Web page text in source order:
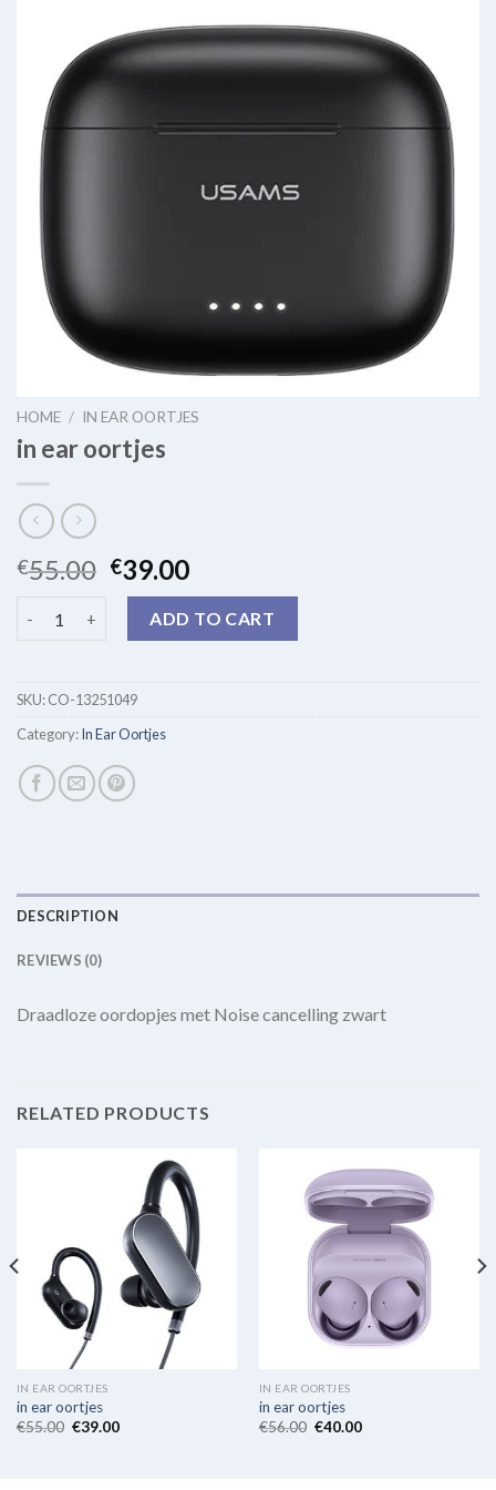
HOME / IN EAR OORTJES
in ear oortjes
€55.00 €39.00
ADD TO CART
SKU:CO-13251049
Category:In Ear Oortjes
DESCRIPTION
REVIEWS (0)
Draadloze oordopjes met Noise cancelling zwart
RELATED PRODUCTS
IN EAR OORTJES
in ear oortjes
€55.00 €39.00
IN EAR OORTJES
in ear oortjes
€56.00 €40.00